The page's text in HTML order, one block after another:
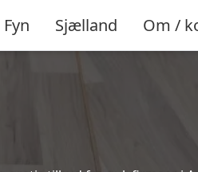
Fyn Sjælland Om /